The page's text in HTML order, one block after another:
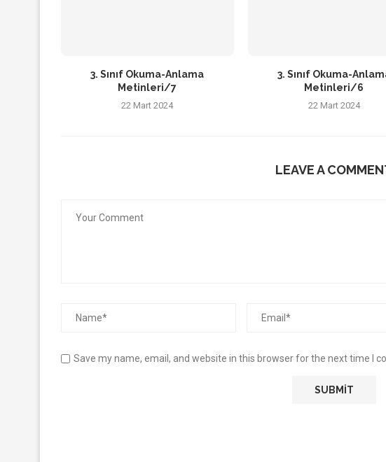
3. Sınıf Okuma-Anlama
Metinleri/7
22 Mart 2024
3. Sınıf Okuma-
Metinleri/6
22 Mart 2024
LEAVE A
Save my name, email, and website in this browser for the next time I